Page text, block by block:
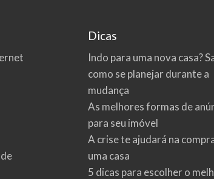
Dicas
Indo para uma nova casa?
como se planejar durante a
mudança
As melhores formas de
para seu imóvel
A crise te ajudará na
uma casa
5 dicas para escolher o